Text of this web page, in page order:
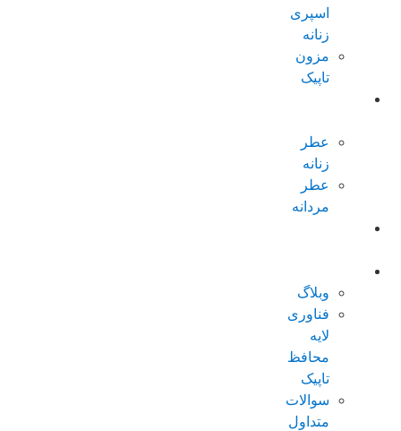
اسپری
زنانه
مزون
تاپیک
عطر
زنانه
عطر
مردانه
وبلاگ
فناوری
لایه
محافظ
تاپیک
سوالات
متداول